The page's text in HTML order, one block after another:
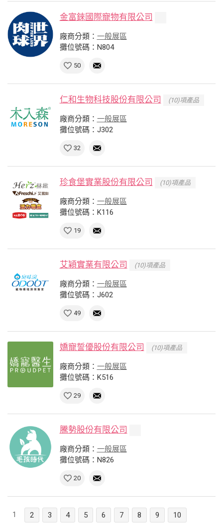
金富錸國際寵物有限公司
廠商分類： 一般展區
攤位號碼：N804
50
仁和生物科技股份有限公司 (10)項產品
廠商分類： 一般展區
攤位號碼：J302
32
珍食堡實業股份有限公司 (10)項產品
廠商分類： 一般展區
攤位號碼：K116
19
艾穎實業有限公司 (10)項產品
廠商分類： 一般展區
攤位號碼：J602
49
嬌寵誓優股份有限公司 (10)項產品
廠商分類： 一般展區
攤位號碼：K516
29
騰勢股份有限公司
廠商分類： 一般展區
攤位號碼：N826
20
1 2 3 4 5 6 7 8 9 10